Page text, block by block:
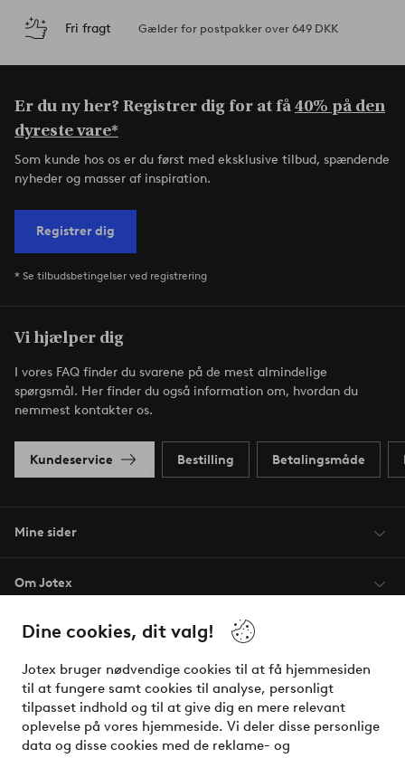
Dine cookies, dit valg!
Jotex bruger nødvendige cookies til at få hjemmesiden
til at fungere samt cookies til analyse, personligt
tilpasset indhold og til at give dig en mere relevant
oplevelse på vores hjemmeside. Vi deler disse personlige
data og disse cookies med de reklame- og
Fri fragt Gælder for postpakker over 649 DKK
Er du ny her? Registrer dig for at få40% på den
dyreste vare*
Som kunde hos os er du først med eksklusive tilbud, spændende
nyheder og masser af inspiration.
Registrer dig
* Se tilbudsbetingelser ved registrering
Vi hjælper dig
I vores FAQ finder du svarene på de mest almindelige
spørgsmål. Her finder du også information om, hvordan du
nemmest kontakter os.
Kundeservice Bestilling Betalingsmåde
Mine sider
Om Jotex
Vilkår
Venner